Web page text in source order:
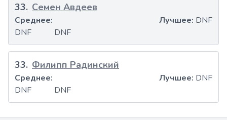
33. Семен Авдеев
DNF DNF
Среднее: Лучшее: DNF
33. Филипп Радинский
DNF DNF
Среднее: Лучшее: DNF